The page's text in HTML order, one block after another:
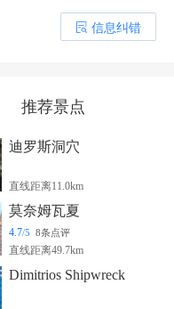
󰎒 信息纠错
推荐景点
迪罗斯洞穴
直线距离11.0km
莫奈姆瓦夏
4.7/5 8条点评
直线距离49.7km
Dimitrios Shipwreck